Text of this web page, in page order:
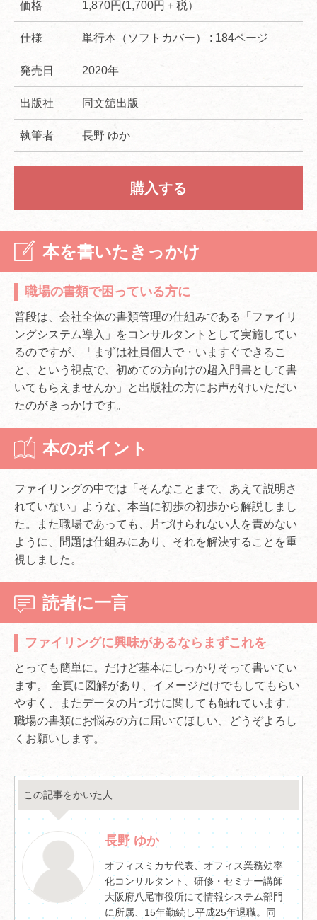
価格 1,870円(1,700円＋税）
仕様 単行本（ソフトカバー） : 184ページ
発売日 2020年
出版社 同文舘出版
執筆者 長野 ゆか
購入する
本を書いたきっかけ
職場の書類で困っている方に
普段は、会社全体の書類管理の仕組みである「ファイリ
ングシステム導入」をコンサルタントとして実施してい
るのですが、「まずは社員個人で・いますぐできるこ
と、という視点で、初めての方向けの超入門書として書
いてもらえませんか」と出版社の方にお声がけいただい
たのがきっかけです。
本のポイント
ファイリングの中では「そんなことまで、あえて説明さ
れていない」ような、本当に初歩の初歩から解説しまし
た。また職場であっても、片づけられない人を責めない
ように、問題は仕組みにあり、それを解決することを重
視しました。
読者に一言
ファイリングに興味があるならまずこれを
とっても簡単に。だけど基本にしっかりそって書いてい
ます。 全頁に図解があり、イメージだけでもしてもらい
やすく、またデータの片づけに関しても触れています。
職場の書類にお悩みの方に届いてほしい、どうぞよろし
くお願いします。
この記事をかいた人
長野 ゆか
オフィスミカサ代表、オフィス業務効率
化コンサルタント、研修・セミナー講師
大阪府八尾市役所にて情報システム部門
に所属、15年勤続し平成25年退職。同